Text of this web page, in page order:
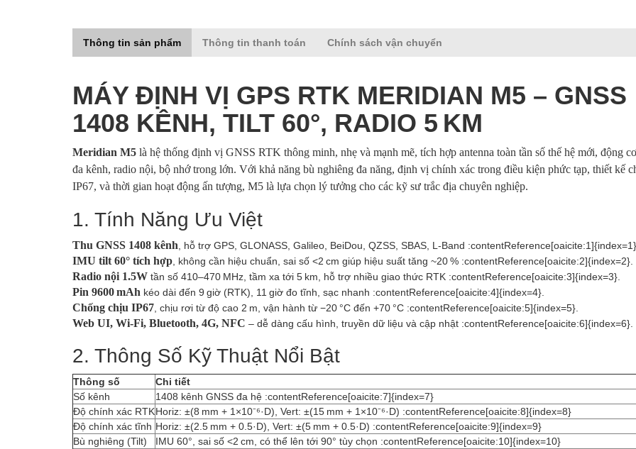
Thông tin sản phẩm Thông tin thanh toán Chính sách vận chuyển
MÁY ĐỊNH VỊ GPS RTK MERIDIAN M5 – GNSS
1408 KÊNH, TILT 60°, RADIO 5 KM
Meridian M5 là hệ thống định vị GNSS RTK thông minh, nhẹ và mạnh mẽ, tích hợp antenna toàn tần số thế hệ mới, động
đa kênh, radio nội, bộ nhớ trong lớn. Với khả năng bù nghiêng đa năng, định vị chính xác trong điều kiện phức tạp, thiết kế
IP67, và thời gian hoạt động ấn tượng, M5 là lựa chọn lý tưởng cho các kỹ sư trắc địa chuyên nghiệp.
1. Tính Năng Ưu Việt
Thu GNSS 1408 kênh , hỗ trợ GPS, GLONASS, Galileo, BeiDou, QZSS, SBAS, L‑Band
IMU tilt 60° tích hợp , không cần hiệu chuẩn, sai số <2 cm giúp hiệu suất tăng ~20 % :contentReference[oaicite:2]{index=2}.
Radio nội 1.5W tần số 410–470 MHz, tầm xa tới 5 km, hỗ trợ nhiều giao thức RTK :contentReference[oaicite:3]{index=3}.
Pin 9600 mAh kéo dài đến 9 giờ (RTK), 11 giờ đo tĩnh, sạc nhanh :contentReference[oaicite:4]{index=4}.
Chống chịu IP67 , chịu rơi từ độ cao 2 m, vận hành từ −20 °C đến +70 °C :contentReference[oaicite:5]{index=5}.
Web UI, Wi‑Fi, Bluetooth, 4G, NFC – dễ dàng cấu hình, truyền dữ liệu và cập nhật :contentReference[oaicite:6]{index=6}.
2. Thông Số Kỹ Thuật Nổi Bật
Thông số
Chi tiết
Số kênh
1408 kênh GNSS đa hệ :contentReference[oaicite:7]{index=7}
Độ chính xác RTKHoriz: ±(8 mm + 1×10⁻⁶·D), Vert: ±(15 mm + 1×10⁻⁶·D) :contentReference[oaicite:8]{index=8}
Độ chính xác tĩnh Horiz: ±(2.5 mm + 0.5·D), Vert: ±(5 mm + 0.5·D) :contentReference[oaicite:9]{index=9}
Bù nghiêng (Tilt)
IMU 60°, sai số <2 cm, có thể lên tới 90° tùy chọn :contentReference[oaicite:10]{index=10}